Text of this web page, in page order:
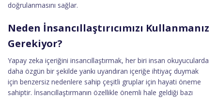
doğrulanmasını sağlar.
Neden İnsancıllaştırıcımızı Kullanmanız
Gerekiyor?
Yapay zeka içeriğini insancıllaştırmak, her biri insan okuyucularda
daha özgün bir şekilde yankı uyandıran içeriğe ihtiyaç duymak
için benzersiz nedenlere sahip çeşitli gruplar için hayati öneme
sahiptir. İnsancıllaştırmanın özellikle önemli hale geldiği bazı